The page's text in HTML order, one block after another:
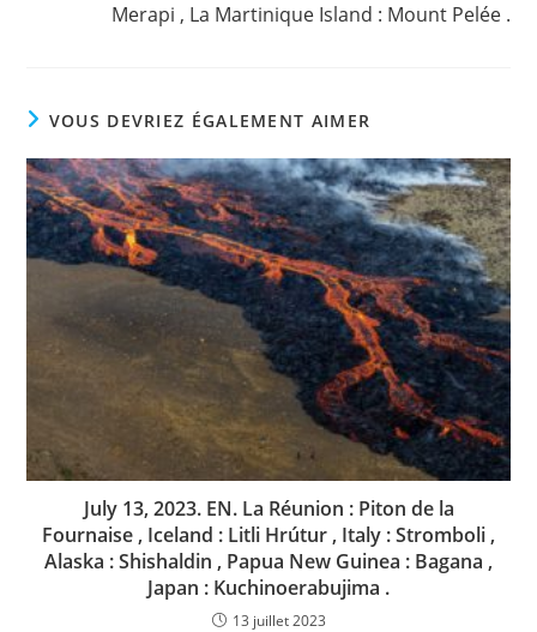
Merapi , La Martinique Island : Mount Pelée .
VOUS DEVRIEZ ÉGALEMENT AIMER
July 13, 2023. EN. La Réunion : Piton de la
Fournaise , Iceland : Litli Hrútur , Italy : Stromboli ,
Alaska : Shishaldin , Papua New Guinea : Bagana ,
Japan : Kuchinoerabujima .
13 juillet 2023